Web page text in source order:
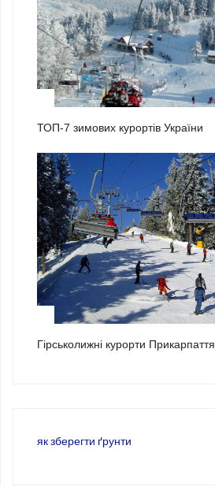
ТОП-7 зимових курортів України
Гірськолижні курорти Прикарпаття
як зберегти ґрунти